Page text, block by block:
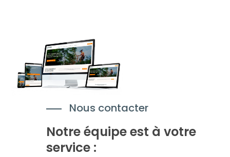
Nous contacter
Notre équipe est à votre
service :